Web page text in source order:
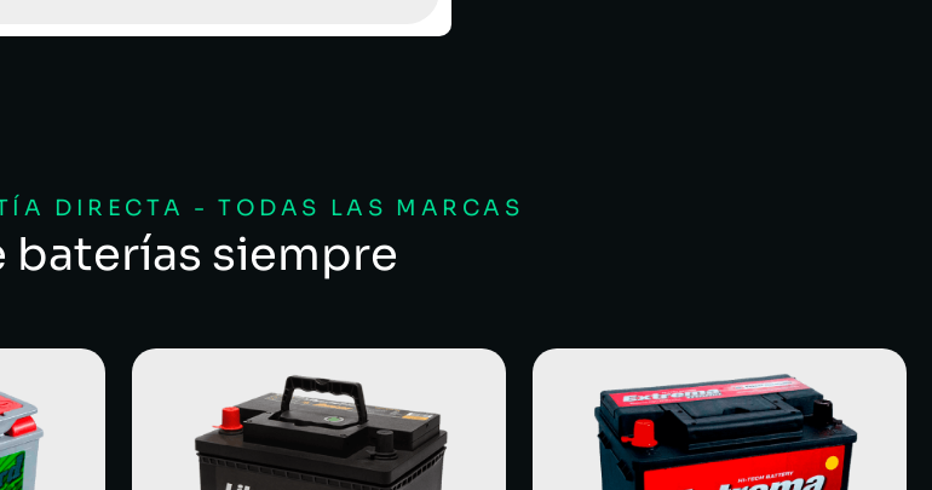
DIRECTA - TODAS LAS MARCAS
baterías siempre